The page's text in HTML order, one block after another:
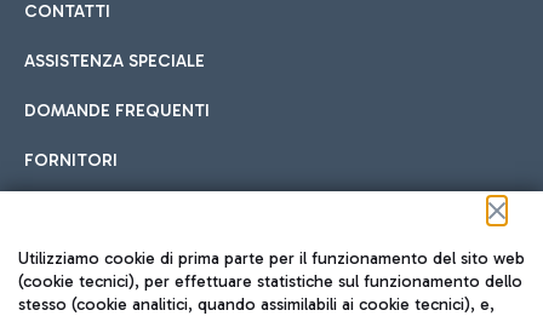
CONTATTI
ASSISTENZA SPECIALE
DOMANDE FREQUENTI
FORNITORI
Seguici sui social
Utilizziamo cookie di prima parte per il funzionamento del sito web
(cookie tecnici), per effettuare statistiche sul funzionamento dello
stesso (cookie analitici, quando assimilabili ai cookie tecnici), e,